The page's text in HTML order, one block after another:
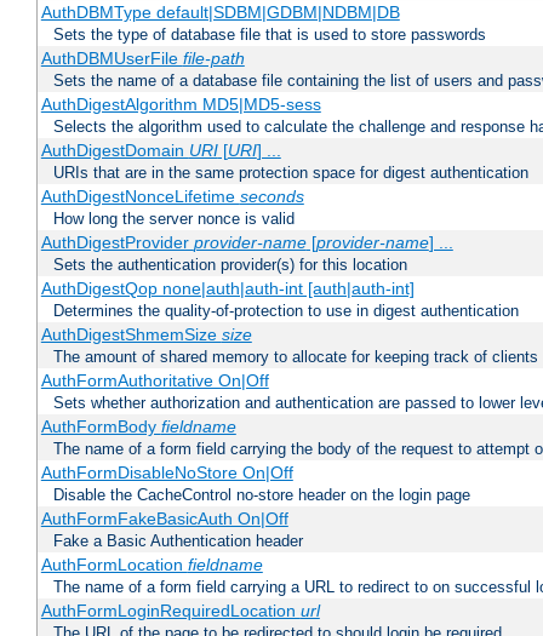
AuthDBMType default|SDBM|GDBM|NDBM|DB
Sets the type of database file that is used to store passwords
AuthDBMUserFile file-path
Sets the name of a database file containing the list of users and
AuthDigestAlgorithm MD5|MD5-sess
Selects the algorithm used to calculate the challenge and response
AuthDigestDomain URI[URI] ...
URIs that are in the same protection space for digest authentication
AuthDigestNonceLifetime seconds
How long the server nonce is valid
AuthDigestProvider provider-name[provider-name] ...
Sets the authentication provider(s) for this location
AuthDigestQop none|auth|auth-int [auth|auth-int]
Determines the quality-of-protection to use in digest authentication
AuthDigestShmemSize size
The amount of shared memory to allocate for keeping track of clients
AuthFormAuthoritative On|Off
Sets whether authorization and authentication are passed to lower
AuthFormBody fieldname
The name of a form field carrying the body of the request to attempt
AuthFormDisableNoStore On|Off
Disable the CacheControl no-store header on the login page
AuthFormFakeBasicAuth On|Off
Fake a Basic Authentication header
AuthFormLocation fieldname
The name of a form field carrying a URL to redirect to on successful
AuthFormLoginRequiredLocation url